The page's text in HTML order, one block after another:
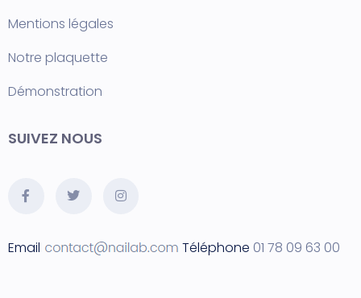
Mentions légales
Notre plaquette
Démonstration
SUIVEZ NOUS
Email Téléphone 01 78 09 63 00